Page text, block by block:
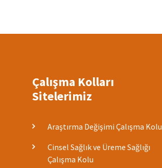
Çalışma Kolları
Sitelerimiz
Araştırma Değişimi Çalışma Kolu
Cinsel Sağlık ve Üreme Sağlığı
Çalışma Kolu